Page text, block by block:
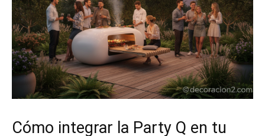
Cómo integrar la Party Q en tu